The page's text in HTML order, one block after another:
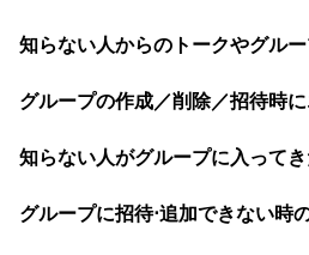
知らない人からのトークやグル
グループの作成／削除／招待時
知らない人がグループに入って
グループに招待⋅追加できない時